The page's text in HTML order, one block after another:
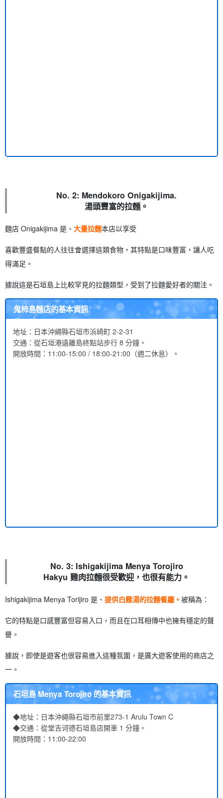
No. 2: Mendokoro Onigakijima.
湯頭豐富的拉麵。
麵店 Onigakijima 是、 大量拉麵本店以享受
喜歡豐盛餐點的人往往會選擇這類食物，其特點是口味豐富，讓人吃
得滿足。
據說這是石垣島上比較罕見的拉麵類型，受到了拉麵愛好者的關注。
鬼柿島麵店的基本資訊
地址：日本沖繩縣石垣市浜崎町 2-2-31
交通：從石垣港遠離島終點站步行 8 分鐘。
開放時間：11:00-15:00 / 18:00-21:00（週二休息）。
No. 3: Ishigakijima Menya Torojiro
Hakyu 雞肉拉麵很受歡迎，也很有能力。
Ishigakijima Menya Torijiro 是、 提供白雞湯的拉麵餐廳。 被稱為：
它的特點是口感豐富但容易入口，而且在口耳相傳中也擁有穩定的聲
譽。
據說，即使是遊客也很容易進入這種氛圍，是廣大遊客使用的商店之
一。
石垣島 Menya Torojiro 的基本資訊
◆地址：日本沖繩縣石垣市前里273-1 Arulu Town C
◆交通：從堂吉诃德石垣島店開車 1 分鐘。
開放時間：11:00-22:00